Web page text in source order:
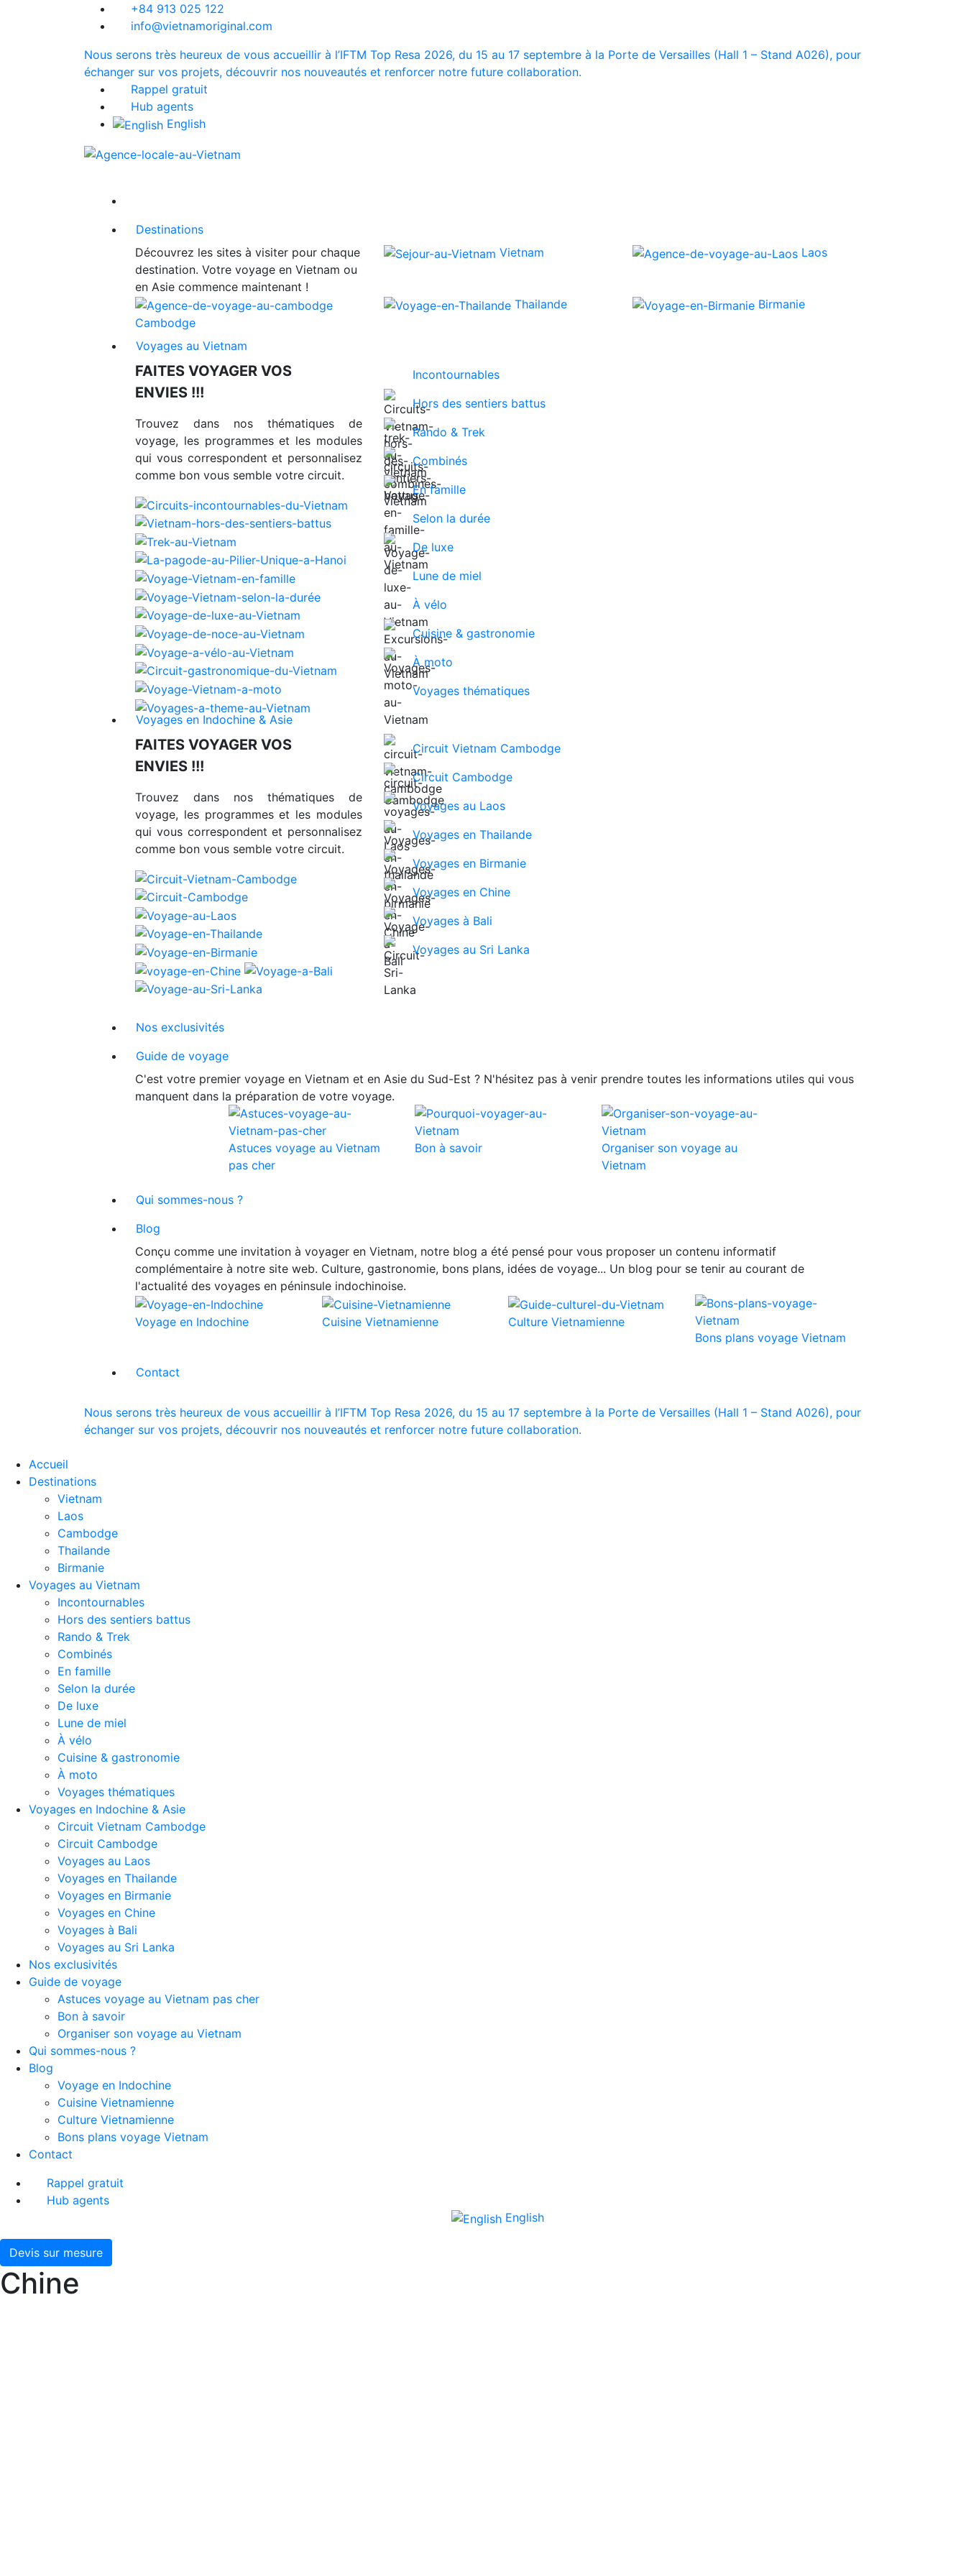
+84 913 025 122
info@vietnamoriginal.com
Nous serons très heureux de vous accueillir à l’IFTM Top Resa 2026, du 15 au 17 septembre à la Porte de Versailles (Hall 1 – Stand A026), pour
échanger sur vos projets, découvrir nos nouveautés et renforcer notre future collaboration.
Rappel gratuit
Hub agents
English
Destinations
Découvrez les sites à visiter pour chaque
destination. Votre voyage en Vietnam ou
en Asie commence maintenant !
Vietnam Laos
Cambodge
Thailande Birmanie
Voyages au Vietnam
FAITES VOYAGER VOS
ENVIES !!!
Trouvez dans nos thématiques de
voyage, les programmes et les modules
qui vous correspondent et personnalisez
comme bon vous semble votre circuit.
Incontournables
Hors des sentiers battus
Rando & Trek
Combinés
En famille
Selon la durée
De luxe
Lune de miel
À vélo
Cuisine & gastronomie
À moto
Voyages thématiques
Voyages en Indochine & Asie
FAITES VOYAGER VOS
ENVIES !!!
Trouvez dans nos thématiques de
voyage, les programmes et les modules
qui vous correspondent et personnalisez
comme bon vous semble votre circuit.
Circuit Vietnam Cambodge
Circuit Cambodge
Voyages au Laos
Voyages en Thailande
Voyages en Birmanie
Voyages en Chine
Voyages à Bali
Voyages au Sri Lanka
Nos exclusivités
Guide de voyage
C'est votre premier voyage en Vietnam et en Asie du Sud-Est ? N'hésitez pas à venir prendre toutes les informations utiles qui vous
manquent dans la préparation de votre voyage.
Astuces voyage au Vietnam
pas cher
Bon à savoir
Organiser son voyage au
Vietnam
Qui sommes-nous ?
Blog
Conçu comme une invitation à voyager en Vietnam, notre blog a été pensé pour vous proposer un contenu informatif
complémentaire à notre site web. Culture, gastronomie, bons plans, idées de voyage... Un blog pour se tenir au courant de
l'actualité des voyages en péninsule indochinoise.
Voyage en Indochine Cuisine Vietnamienne
Culture Vietnamienne
Bons plans voyage Vietnam
Contact
Nous serons très heureux de vous accueillir à l’IFTM Top Resa 2026, du 15 au 17 septembre à la Porte de Versailles (Hall 1 – Stand A026), pour
échanger sur vos projets, découvrir nos nouveautés et renforcer notre future collaboration.
Accueil
Destinations
Vietnam
Laos
Cambodge
Thailande
Birmanie
Voyages au Vietnam
Incontournables
Hors des sentiers battus
Rando & Trek
Combinés
En famille
Selon la durée
De luxe
Lune de miel
À vélo
Cuisine & gastronomie
À moto
Voyages thématiques
Voyages en Indochine & Asie
Circuit Vietnam Cambodge
Circuit Cambodge
Voyages au Laos
Voyages en Thailande
Voyages en Birmanie
Voyages en Chine
Voyages à Bali
Voyages au Sri Lanka
Nos exclusivités
Guide de voyage
Astuces voyage au Vietnam pas cher
Bon à savoir
Organiser son voyage au Vietnam
Qui sommes-nous ?
Blog
Voyage en Indochine
Cuisine Vietnamienne
Culture Vietnamienne
Bons plans voyage Vietnam
Contact
Rappel gratuit
Hub agents
English
Devis sur mesure
Chine